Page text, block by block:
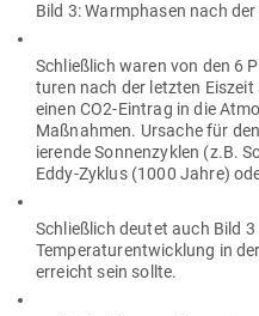
Bild 3: Warm­phasen nach
Schließlich waren von den 6
turen nach der letzten
einen CO2-Eintrag in die
Maß­nahmen. Ursache für
ie­rende Son­nen­zyklen (z.B.
Eddy-Zyklus (1000 Jahre)
Schließlich deutet auch Bild
Tem­pe­ra­tur­ent­wicklung in
erreicht sein sollte.